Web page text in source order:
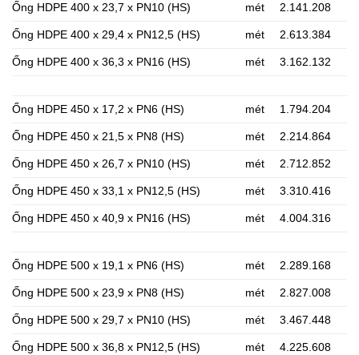
Ống HDPE 400 x 23,7 x PN10 (HS) mét 2.141.208
Ống HDPE 400 x 29,4 x PN12,5 (HS) mét 2.613.384
Ống HDPE 400 x 36,3 x PN16 (HS) mét 3.162.132
Ống HDPE 450 x 17,2 x PN6 (HS) mét 1.794.204
Ống HDPE 450 x 21,5 x PN8 (HS) mét 2.214.864
Ống HDPE 450 x 26,7 x PN10 (HS) mét 2.712.852
Ống HDPE 450 x 33,1 x PN12,5 (HS) mét 3.310.416
Ống HDPE 450 x 40,9 x PN16 (HS) mét 4.004.316
Ống HDPE 500 x 19,1 x PN6 (HS) mét 2.289.168
Ống HDPE 500 x 23,9 x PN8 (HS) mét 2.827.008
Ống HDPE 500 x 29,7 x PN10 (HS) mét 3.467.448
Ống HDPE 500 x 36,8 x PN12,5 (HS) mét 4.225.608